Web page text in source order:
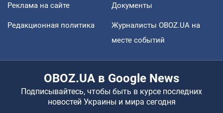
Реклама на сайте Документы
Редакционная политика
Журналисты OBOZ.UA на
месте событий
OBOZ.UA в Google News
Подписывайтесь, чтобы быть в курсе последних
новостей Украины и мира сегодня